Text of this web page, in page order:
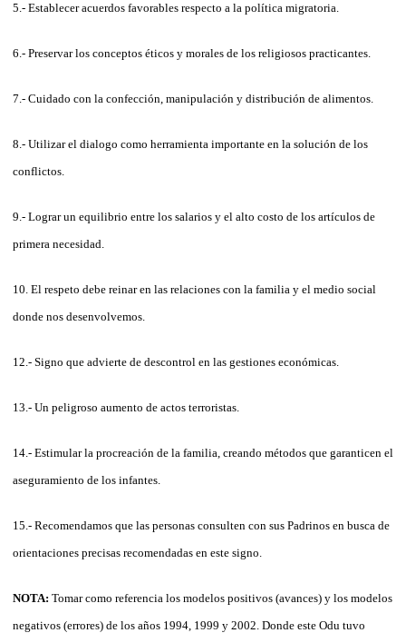
5.- Establecer acuerdos favorables respecto a la política migratoria.
6.- Preservar los conceptos éticos y morales de los religiosos practicantes.
7.- Cuidado con la confección, manipulación y distribución de alimentos.
8.- Utilizar el dialogo como herramienta importante en la solución de los
conflictos.
9.- Lograr un equilibrio entre los salarios y el alto costo de los artículos de
primera necesidad.
10. El respeto debe reinar en las relaciones con la familia y el medio social
donde nos desenvolvemos.
12.- Signo que advierte de descontrol en las gestiones económicas.
13.- Un peligroso aumento de actos terroristas.
14.- Estimular la procreación de la familia, creando métodos que garanticen el
aseguramiento de los infantes.
15.- Recomendamos que las personas consulten con sus Padrinos en busca de
orientaciones precisas recomendadas en este signo.
NOTA: Tomar como referencia los modelos positivos (avances) y los modelos
negativos (errores) de los años 1994, 1999 y 2002. Donde este Odu tuvo